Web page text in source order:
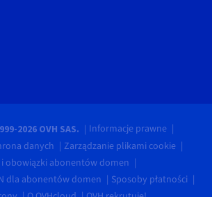
2026 OVH SAS.
Informacje prawne
danych
Zarządzanie plikami cookie
i obowiązki abonentów domen
dla abonentów domen
Sposoby płatności